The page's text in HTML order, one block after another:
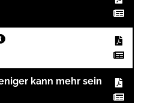
kann mehr sein